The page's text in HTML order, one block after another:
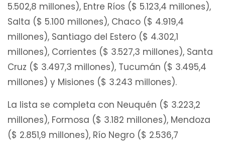
5.502,8 millones), Entre Ríos ($ 5.123,4 millones),
Salta ($ 5.100 millones), Chaco ($ 4.919,4
millones), Santiago del Estero ($ 4.302,1
millones), Corrientes ($ 3.527,3 millones), Santa
Cruz ($ 3.497,3 millones), Tucumán ($ 3.495,4
millones) y Misiones ($ 3.243 millones).
La lista se completa con Neuquén ($ 3.223,2
millones), Formosa ($ 3.182 millones), Mendoza
($ 2.851,9 millones), Río Negro ($ 2.536,7